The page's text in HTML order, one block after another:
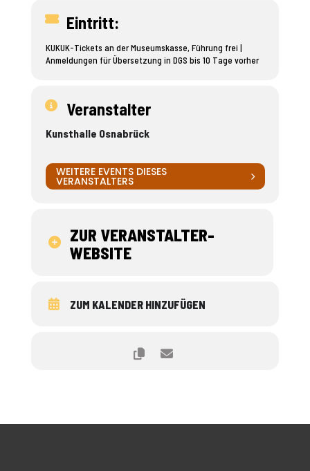
Eintritt:
KUKUK-Tickets an der Museumskasse, Führung frei |
Anmeldungen für Übersetzung in DGS bis 10 Tage vorher
Veranstalter
Kunsthalle Osnabrück
WEITERE EVENTS DIESES
VERANSTALTERS
ZUR VERANSTALTER-
WEBSITE
ZUM KALENDER HINZUFÜGEN